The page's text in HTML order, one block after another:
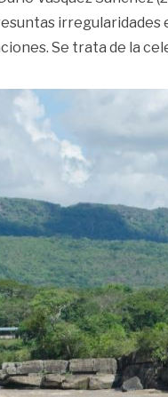
Se trata de la